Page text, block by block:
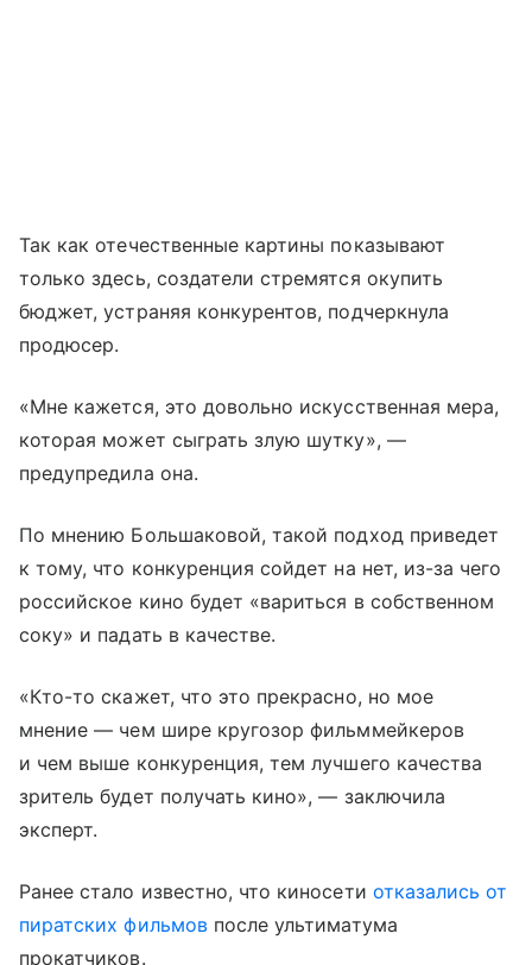
Так как отечественные картины показывают
только здесь, создатели стремятся окупить
бюджет, устраняя конкурентов, подчеркнула
продюсер.
«Мне кажется, это довольно искусственная мера,
которая может сыграть злую шутку», —
предупредила она.
По мнению Большаковой, такой подход приведет
к тому, что конкуренция сойдет на нет, из-за чего
российское кино будет «вариться в собственном
соку» и падать в качестве.
«Кто-то скажет, что это прекрасно, но мое
мнение — чем шире кругозор фильммейкеров
и чем выше конкуренция, тем лучшего качества
зритель будет получать кино», — заключила
эксперт.
Ранее стало известно, что киносети отказались от
пиратских фильмовпосле ультиматума
прокатчиков.